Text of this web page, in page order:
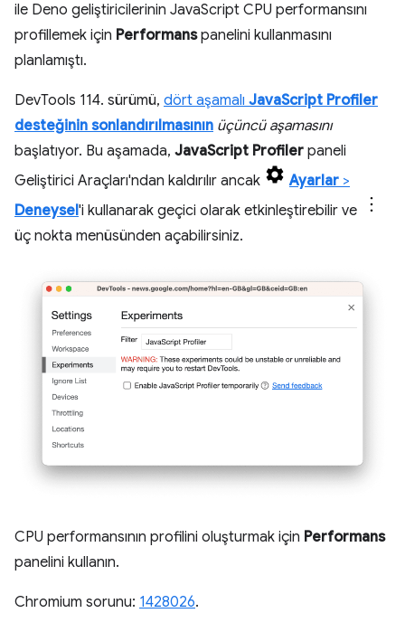
ile Deno geliştiricilerinin JavaScript CPU performansını
profillemek için Performanspanelini kullanmasını
planlamıştı.
DevTools 114. sürümü, dört aşamalı JavaScript Profiler
desteğinin sonlandırılmasının üçüncü aşamasını
başlatıyor. Bu aşamada, JavaScript Profiler paneli
Geliştirici Araçları'ndan kaldırılır ancak
Ayarlar >
Deneysel'i kullanarak geçici olarak etkinleştirebilir ve
üç nokta menüsünden açabilirsiniz.
CPU performansının profilini oluşturmak için Performans
panelini kullanın.
Chromium sorunu: 1428026.